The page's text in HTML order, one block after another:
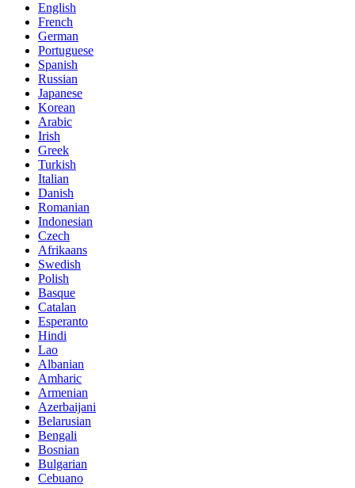
English
French
German
Portuguese
Spanish
Russian
Japanese
Korean
Arabic
Irish
Greek
Turkish
Italian
Danish
Romanian
Indonesian
Czech
Afrikaans
Swedish
Polish
Basque
Catalan
Esperanto
Hindi
Lao
Albanian
Amharic
Armenian
Azerbaijani
Belarusian
Bengali
Bosnian
Bulgarian
Cebuano